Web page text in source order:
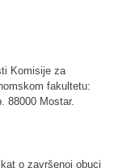
Komisije za
fakultetu:
88000 Mostar.
o završenoj obuci